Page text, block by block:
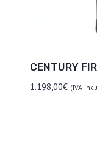
CENTURY
1.198,00€ (IVA